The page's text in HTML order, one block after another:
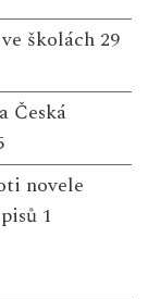
školách 29
Česká
novele
1